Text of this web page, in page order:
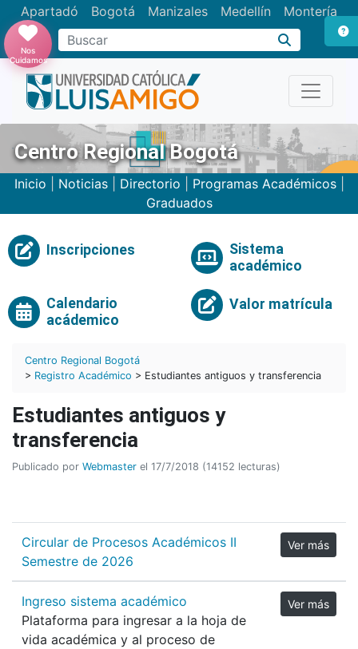
Apartadó Bogotá Manizales Medellín Montería
Nos
Cuidamos
Centro Regional Bogotá
Inicio Noticias| Directorio Programas Académicos|
Graduados
Inscripciones
Sistema
académico
Calendario
acádemico
Valor matrícula
Centro Regional Bogotá
> Registro Académico > Estudiantes antiguos y transferencia
Estudiantes antiguos y
transferencia
Publicado por Webmaster el 17/7/2018 (14152 lecturas)
Circular de Procesos Académicos II
Semestre de 2026
Ver más
Ingreso sistema académico
Plataforma para ingresar a la hoja de
vida académica y al proceso de
Ver más